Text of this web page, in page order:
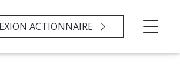
ACTIONNAIRE